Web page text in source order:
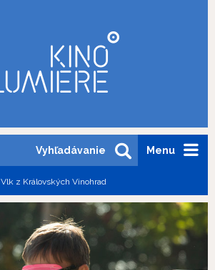
Menu
Vyhľadávanie
Vlk z Královských Vinohrad